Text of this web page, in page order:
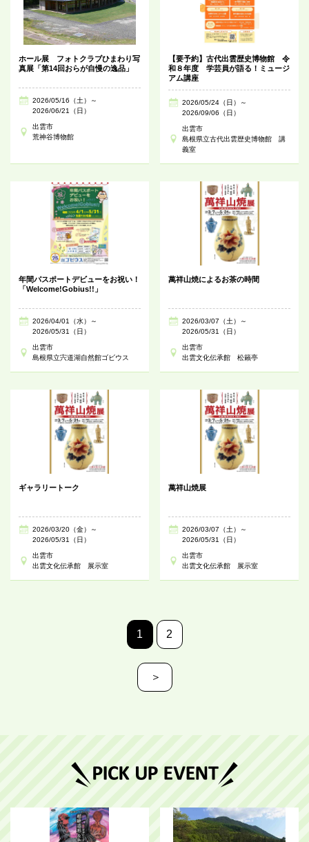
ホール展 フォトクラブひまわり写
真展「第14回おらが自慢の逸品」
2026/05/16（土）～
2026/06/21（日）
出雲市
荒神谷博物館
【要予約】古代出雲歴史博物館 令
和８年度 学芸員が語る！ミュージ
アム講座
2026/05/24（日）～
2026/09/06（日）
出雲市
島根県立古代出雲歴史博物館 講
義室
年間パスポートデビューをお祝い！
「Welcome!Gobius!!」
2026/04/01（水）～
2026/05/31（日）
出雲市
島根県立宍道湖自然館ゴビウス
萬祥山焼によるお茶の時間
2026/03/07（土）～
2026/05/31（日）
出雲市
出雲文化伝承館 松籟亭
ギャラリートーク
2026/03/20（金）～
2026/05/31（日）
出雲市
出雲文化伝承館 展示室
萬祥山焼展
2026/03/07（土）～
2026/05/31（日）
出雲市
出雲文化伝承館 展示室
1 2
＞